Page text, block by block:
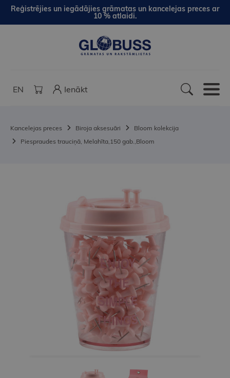
Reģistrējies un iegādājies grāmatas un kancelejas preces ar
10 % atlaidi.
EN Ienākt
Kancelejas preces Biroja aksesuāri
Bloom kolekcija
Piespraudes trauciņā, Melahīta,150 gab.,Bloom